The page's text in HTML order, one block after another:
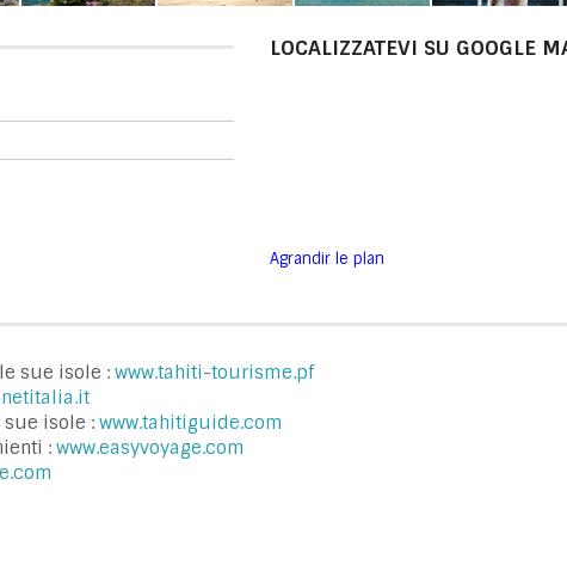
LOCALIZZATEVI SU GOOGLE
Agrandir le plan
sue isole :www.tahiti-tourisme.pf
isole : www.tahitiguide.com
: www.easyvoyage.com